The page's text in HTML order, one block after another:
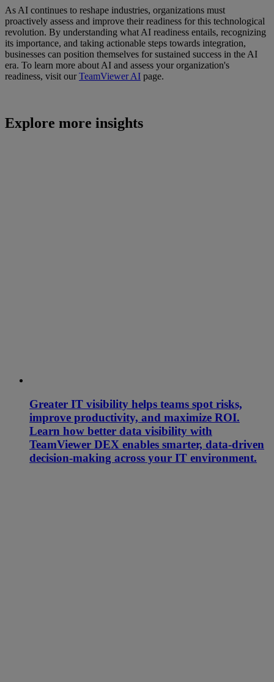
As AI continues to reshape industries, organizations must
proactively assess and improve their readiness for this technological
revolution. By understanding what AI readiness entails, recognizing
its importance, and taking actionable steps towards integration,
businesses can position themselves for sustained success in the AI
era. To learn more about AI and assess your organization's
readiness, visit ourTeamViewer AI page.
Explore more insights
Greater IT visibility helps teams spot risks,
improve productivity, and maximize ROI.
Learn how better data visibility with
TeamViewer DEX enables smarter, data-driven
decision-making across your IT environment.